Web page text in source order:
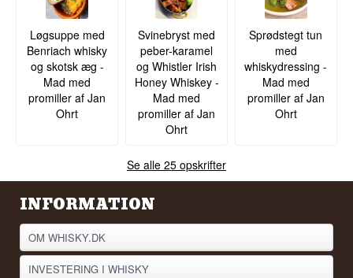
Løgsuppe med
Benriach whisky
og skotsk æg -
Mad med
promiller af Jan
Ohrt
Svinebryst med
peber-karamel
og Whistler Irish
Honey Whiskey -
Mad med
promiller af Jan
Ohrt
Sprødstegt tun
med
whiskydressing -
Mad med
promiller af Jan
Ohrt
Se alle 25 opskrifter
INFORMATION
OM WHISKY.DK
INVESTERING I WHISKY